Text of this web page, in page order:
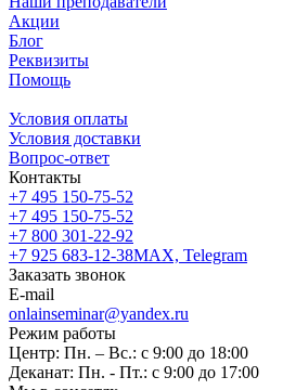
Акции
Блог
Реквизиты
Помощь
Условия оплаты
Условия доставки
Вопрос-ответ
Контакты
+7 495 150-75-52
+7 495 150-75-52
+7 800 301-22-92
+7 925 683-12-38MAX, Telegram
Заказать звонок
E-mail
onlainseminar@yandex.ru
Режим работы
Центр: Пн. – Вс.: с 9:00 до 18:00
Деканат: Пн. - Пт.: с 9:00 до 17:00